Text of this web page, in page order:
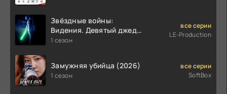
Звёздные войны:
Видения. Девятый джедай
(2026)
1 сезон
все серии
LE-Production
Замужняя убийца (2026)
1 сезон
все серии
SoftBox